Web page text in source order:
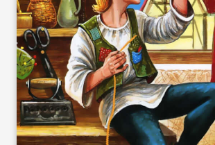
наверх, но только стал
подыматься к краю
ведьма протянула руку
хотела было отнять у
свечку.
- Нет, - сказал солдат,